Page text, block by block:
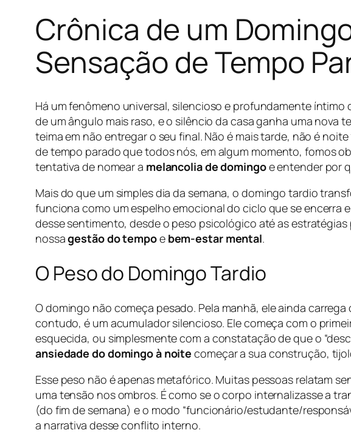
Crônica de um
Sensação de Tempo
Há um fenômeno universal, silencioso e profundamente íntimo
de um ângulo mais raso, e o silêncio da casa ganha uma nova
teima em não entregar o seu final. Não é mais tarde, não é
de tempo parado que todos nós, em algum momento, fomos
tentativa de nomear a melancolia de domingoe entender por
Mais do que um simples dia da semana, o domingo tardio
funciona como um espelho emocional do ciclo que se encerra
desse sentimento, desde o peso psicológico até as
nossagestão do tempoe bem-estar mental.
O Peso do Domingo Tardio
O domingo não começa pesado. Pela manhã, ele ainda
contudo, é um acumulador silencioso. Ele começa com o
esquecida, ou simplesmente com a constatação de que o
ansiedade do domingo à noite começar a sua construção,
Esse peso não é apenas metafórico. Muitas pessoas relatam
uma tensão nos ombros. É como se o corpo internalizasse a
(do fim de semana) e o modo “funcionário/estudante/
a narrativa desse conflito interno.